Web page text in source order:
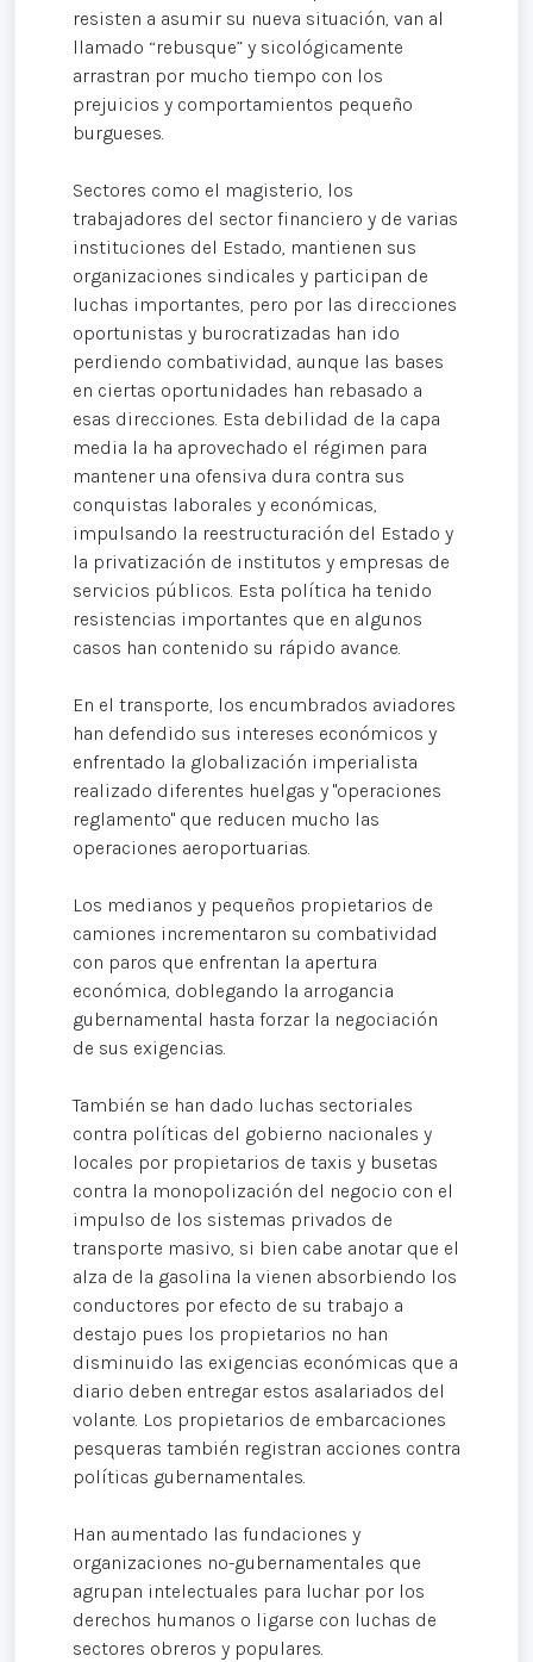
resisten a asumir su nueva situación, van al
llamado “rebusque” y sicológicamente
arrastran por mucho tiempo con los
prejuicios y comportamientos pequeño
burgueses.
Sectores como el magisterio, los
trabajadores del sector financiero y de varias
instituciones del Estado, mantienen sus
organizaciones sindicales y participan de
luchas importantes, pero por las direcciones
oportunistas y burocratizadas han ido
perdiendo combatividad, aunque las bases
en ciertas oportunidades han rebasado a
esas direcciones. Esta debilidad de la capa
media la ha aprovechado el régimen para
mantener una ofensiva dura contra sus
conquistas laborales y económicas,
impulsando la reestructuración del Estado y
la privatización de institutos y empresas de
servicios públicos. Esta política ha tenido
resistencias importantes que en algunos
casos han contenido su rápido avance.
En el transporte, los encumbrados aviadores
han defendido sus intereses económicos y
enfrentado la globalización imperialista
realizado diferentes huelgas y "operaciones
reglamento" que reducen mucho las
operaciones aeroportuarias.
Los medianos y pequeños propietarios de
camiones incrementaron su combatividad
con paros que enfrentan la apertura
económica, doblegando la arrogancia
gubernamental hasta forzar la negociación
de sus exigencias.
También se han dado luchas sectoriales
contra políticas del gobierno nacionales y
locales por propietarios de taxis y busetas
contra la monopolización del negocio con el
impulso de los sistemas privados de
transporte masivo, si bien cabe anotar que el
alza de la gasolina la vienen absorbiendo los
conductores por efecto de su trabajo a
destajo pues los propietarios no han
disminuido las exigencias económicas que a
diario deben entregar estos asalariados del
volante. Los propietarios de embarcaciones
pesqueras también registran acciones contra
políticas gubernamentales.
Han aumentado las fundaciones y
organizaciones no-gubernamentales que
agrupan intelectuales para luchar por los
derechos humanos o ligarse con luchas de
sectores obreros y populares.